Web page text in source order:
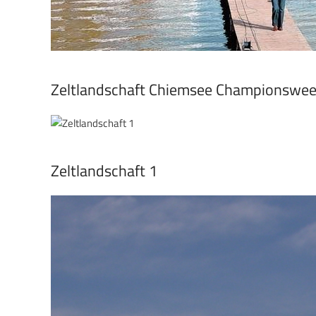
Zeltlandschaft Chiemsee
Zeltlandschaft 1